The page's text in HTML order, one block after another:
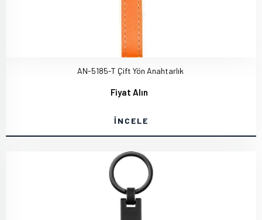
AN-5185-T Çift Yön Anahtarlık
Fiyat Alın
İNCELE